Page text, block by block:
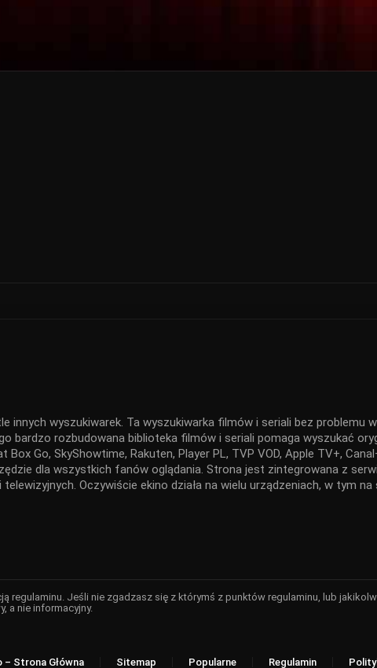
innych wyszukiwarek. Ta wyszukiwarka filmów i seriali bez problemu
bardzo rozbudowana biblioteka filmów i seriali pomaga wyszukać
Go, SkyShowtime, Rakuten, Player PL, TVP VOD, Apple TV+,
dla wszystkich fanów oglądania. Strona jest zintegrowana z
Oczywiście ekino działa na wielu urządzeniach, w tym
regulaminu. Jeśli nie zgadzasz się z którymś z punktów regulaminu, lub
a nie informacyjny.
– Strona Główna Sitemap Popularne Regulamin